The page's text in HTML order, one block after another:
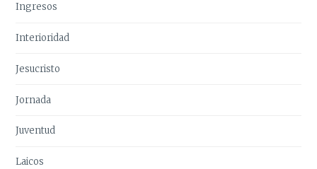
Ingresos
Interioridad
Jesucristo
Jornada
Juventud
Laicos